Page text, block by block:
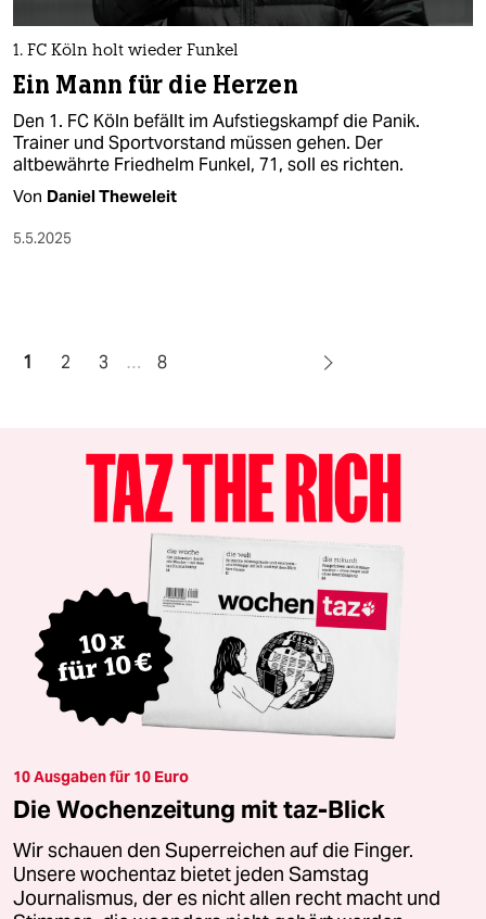
1. FC Köln holt wieder Funkel
Ein Mann für die Herzen
Den 1. FC Köln befällt im Aufstiegskampf die Panik.
Trainer und Sportvorstand müssen gehen. Der
altbewährte Friedhelm Funkel, 71, soll es richten.
Von Daniel Theweleit
5.5.2025
1 2 3 … 8
10 Ausgaben für 10 Euro
Die Wochenzeitung mit taz-Blick
Wir schauen den Superreichen auf die Finger.
Unsere wochentaz bietet jeden Samstag
Journalismus, der es nicht allen recht macht und